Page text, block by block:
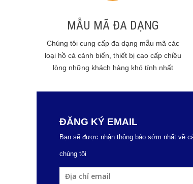
MẪU MÃ ĐA DẠNG
Chúng tôi cung cấp đa dạng mẫu mã các
loại hồ cá cảnh biển, thiết bị cao cấp chiều
lòng những khách hàng khó tính nhất
ĐĂNG KÝ EMAIL
Bạn sẽ được nhận thông báo sớm nhất về
chúng tôi